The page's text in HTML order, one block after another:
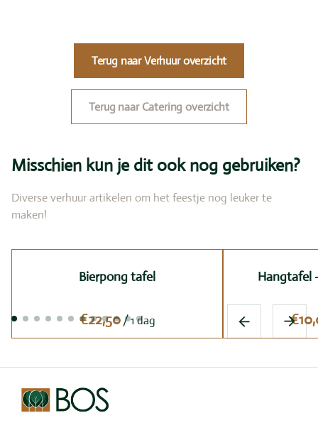
Terug naar Verhuur overzicht
Terug naar Catering overzicht
Misschien kun je dit ook nog gebruiken?
Diverse verhuur artikelen om het feestje nog leuker te
maken!
Bierpong tafel
/
Hangtafel